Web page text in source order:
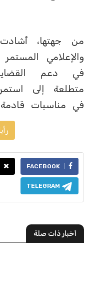
من جهتها، أشادت
والإعلامي
في دعم القضايا
متطلعة إلى
في مناسبات
FACEBOOK
TELEGRAM
أخبار ذات صلة